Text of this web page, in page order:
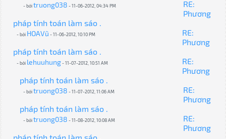
- bởitruong038 - 11-06-2012, 04:34 PM
RE:
Phương
pháp tính toán làm sáo .
- bởi HOAVũ - 11-06-2012, 10:10 PM
RE:
Phương
pháp tính toán làm sáo .
- bởi lehuuhung- 11-07-2012, 10:51 AM
RE:
Phương
pháp tính toán làm sáo .
- bởitruong038 - 11-07-2012, 11:06 AM
RE:
Phương
pháp tính toán làm sáo .
- bởitruong038 - 11-08-2012, 10:08 AM
RE:
Phương